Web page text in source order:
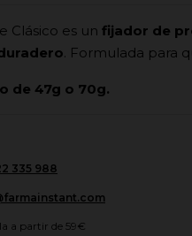
Clásico es un fijador de
. Formulada para
de 47g o 70g.
335 988
a partir de 59€